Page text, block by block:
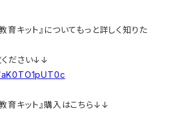
育キット』についてもっと詳しく知りた
ください↓↓
育キット』購入はこちら↓↓